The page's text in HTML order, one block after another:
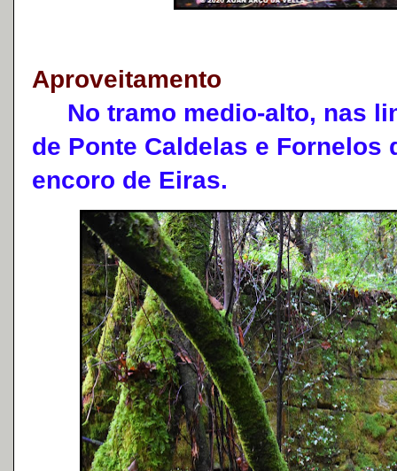
Aproveitamento
No tramo medio-alto, nas
de Ponte Caldelas e Fornelos
encoro de Eiras.